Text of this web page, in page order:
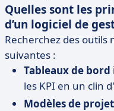
Quelles sont les
d’un logiciel de
Recherchez des
suivantes :
Tableaux de
les KPI en un clin
Modèles de